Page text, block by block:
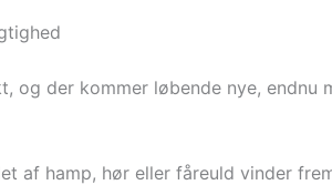
der kommer løbende nye, endnu
af hamp, hør eller fåreuld vinder